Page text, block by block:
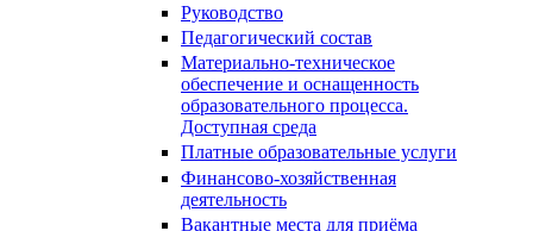
Руководство
Педагогический состав
Материально-техническое
обеспечение и оснащенность
образовательного процесса.
Доступная среда
Платные образовательные услуги
Финансово-хозяйственная
деятельность
Вакантные места для приёма